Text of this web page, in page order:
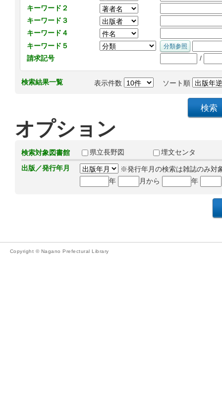
キーワード２
キーワード３
キーワード４
キーワード５
請求記号
/
検索結果一覧 表示件数 ソート順
オプション
検索対象図書館 県立長野図
埋文センタ
出版／発行年月
※発行年月の検索は雑誌のみ対
年
月から 年
Copyright © Nagano Prefectural Library